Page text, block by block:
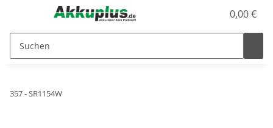
0,00 €
357 - SR1154W